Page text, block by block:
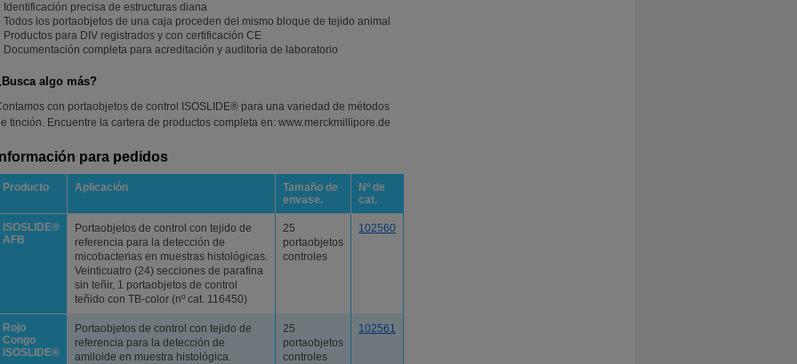
Identificación precisa de estructuras diana
Todos los portaobjetos de una caja proceden del mismo bloque de tejido animal
Productos para DIV registrados y con certificación CE
Documentación completa para acreditación y auditoría de laboratorio
algo más?
con portaobjetos de control ISOSLIDE® para una variedad de métodos
tinción. Encuentre la cartera de productos completa en: www.merckmillipore.de
Información para pedidos
Producto Aplicación
Tamaño de
envase.
Nº de
cat.
ISOSLIDE®
AFB
Portaobjetos de control con tejido de
referencia para la detección de
micobacterias en muestras histológicas.
Veinticuatro (24) secciones de parafina
sin teñir, 1 portaobjetos de control
teñido con TB-color (nº cat. 116450)
25
portaobjetos
controles
102560
Rojo
Congo
ISOSLIDE®
Portaobjetos de control con tejido de
referencia para la detección de
amiloide en muestra histológica.
25
portaobjetos
controles
102561